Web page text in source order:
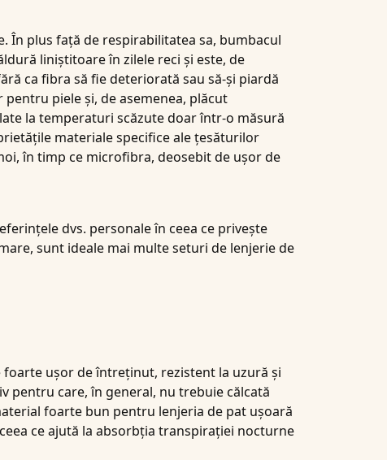
În plus față de respirabilitatea sa, bumbacul
liniștitoare în zilele reci și este, de
ca fibra să fie deteriorată sau să-și piardă
piele și, de asemenea, plăcut
la temperaturi scăzute doar într-o măsură
materiale specifice ale țesăturilor
în timp ce microfibra, deosebit de ușor de
dvs. personale în ceea ce privește
sunt ideale mai multe seturi de lenjerie de
ușor de întreținut, rezistent la uzură și
pentru care, în general, nu trebuie călcată
foarte bun pentru lenjeria de pat ușoară
ce ajută la absorbția transpirației nocturne